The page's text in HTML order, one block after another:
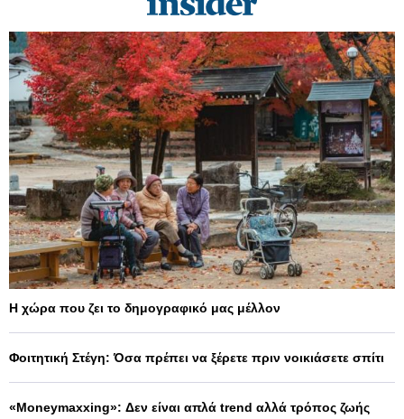
Η χώρα που ζει το δημογραφικό μας μέλλον
Φοιτητική Στέγη: Όσα πρέπει να ξέρετε πριν νοικιάσετε σπίτι
«Moneymaxxing»: Δεν είναι απλά trend αλλά τρόπος ζωής